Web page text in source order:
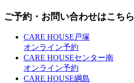
ご予約・お問い合わせはこちら
CARE HOUSE戸塚
オンライン予約
CARE HOUSEセンター南
オンライン予約
CARE HOUSE綱島